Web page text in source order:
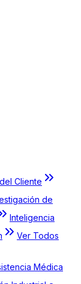
Cliente
de
Inteligencia
Ver Todos
Médica